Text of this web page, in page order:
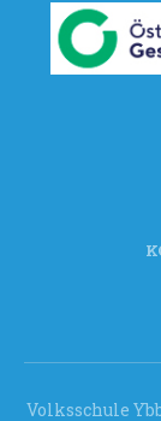
Volksschule